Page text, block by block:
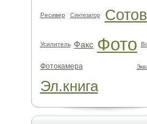
Ресивер Синтезатор
Усилитель Факс Фото
Фотокамера
Эл.книга